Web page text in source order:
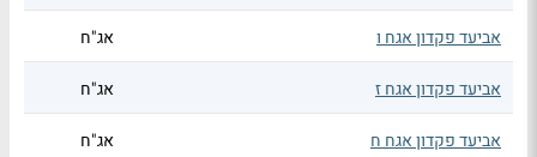
אביעד פקדון אגח ו אג"ח
אביעד פקדון אגח ז אג"ח
אביעד פקדון אגח ח אג"ח